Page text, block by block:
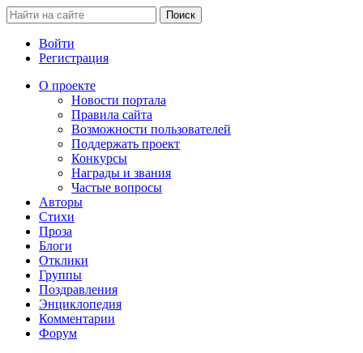
Войти
Регистрация
О проекте
Новости портала
Правила сайта
Возможности пользователей
Поддержать проект
Конкурсы
Награды и звания
Частые вопросы
Авторы
Стихи
Проза
Блоги
Отклики
Группы
Поздравления
Энциклопедия
Комментарии
Форум